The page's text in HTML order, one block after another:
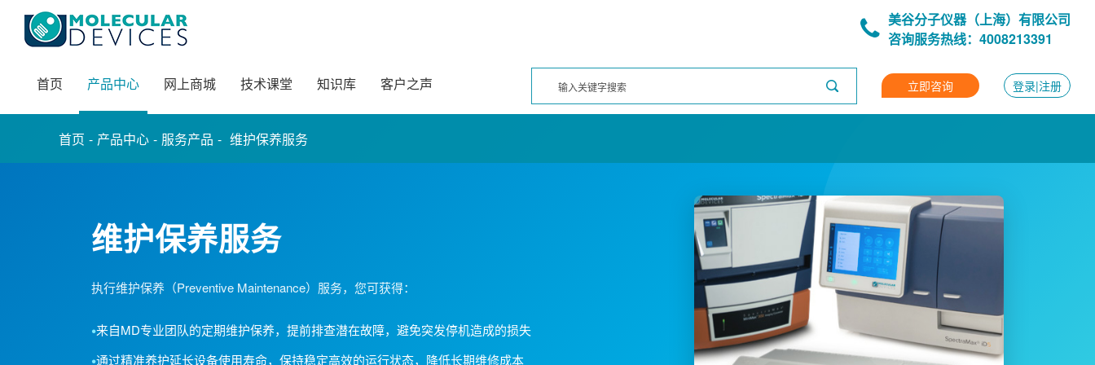
美谷分子仪器（上海）有限公司
咨询服务热线：4008213391
首页 产品中心 网上商城 技术课堂 知识库 客户之声 立即咨询 登录|注册
首页 - 产品中心 - 服务产品 - 维护保养服务
维护保养服务
执行维护保养（Preventive Maintenance）服务，您可获得：
•来自MD专业团队的定期维护保养，提前排查潜在故障，避免突发停机造成的损失
•通过精准养护延长设备使用寿命，保持稳定高效的运行状态，降低长期维修成本